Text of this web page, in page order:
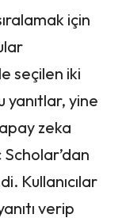
için
seçilen iki
yanıtlar, yine
zeka
Kullanıcılar
verip